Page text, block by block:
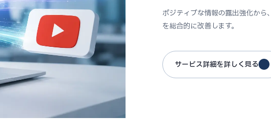
ポジティブな情報の露出強化か
を総合的に改善します。
サービス詳細を詳しく見る